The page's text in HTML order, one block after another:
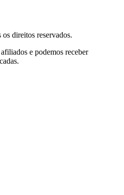
os direitos reservados.
e podemos receber